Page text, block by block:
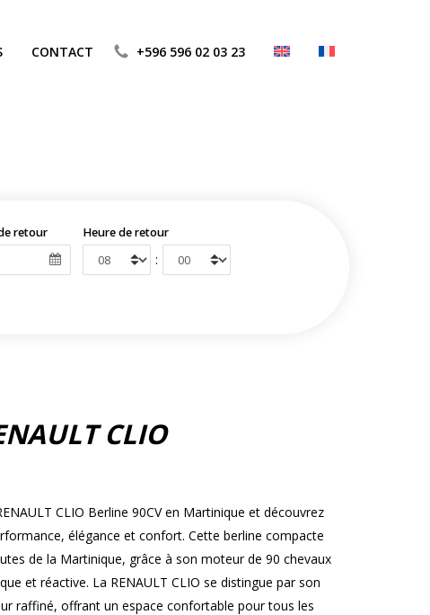
CONTACT +596 596 02 03 23
retour Heure de retour
:
CLIO
CLIO Berline 90CV en Martinique et découvrez
élégance et confort. Cette berline compacte
de la Martinique, grâce à son moteur de 90 chevaux
et réactive. La RENAULT CLIO se distingue par son
raffiné, offrant un espace confortable pour tous les